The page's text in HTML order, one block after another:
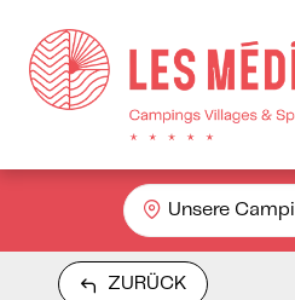
Unsere
ZURÜCK